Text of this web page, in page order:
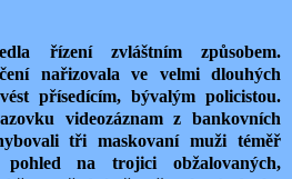
řízení zvláštním způsobem.
nařizovala ve velmi dlouhých
přísedícím, bývalým policistou.
videozáznam z bankovních
tři maskovaní muži téměř
na trojici obžalovaných,